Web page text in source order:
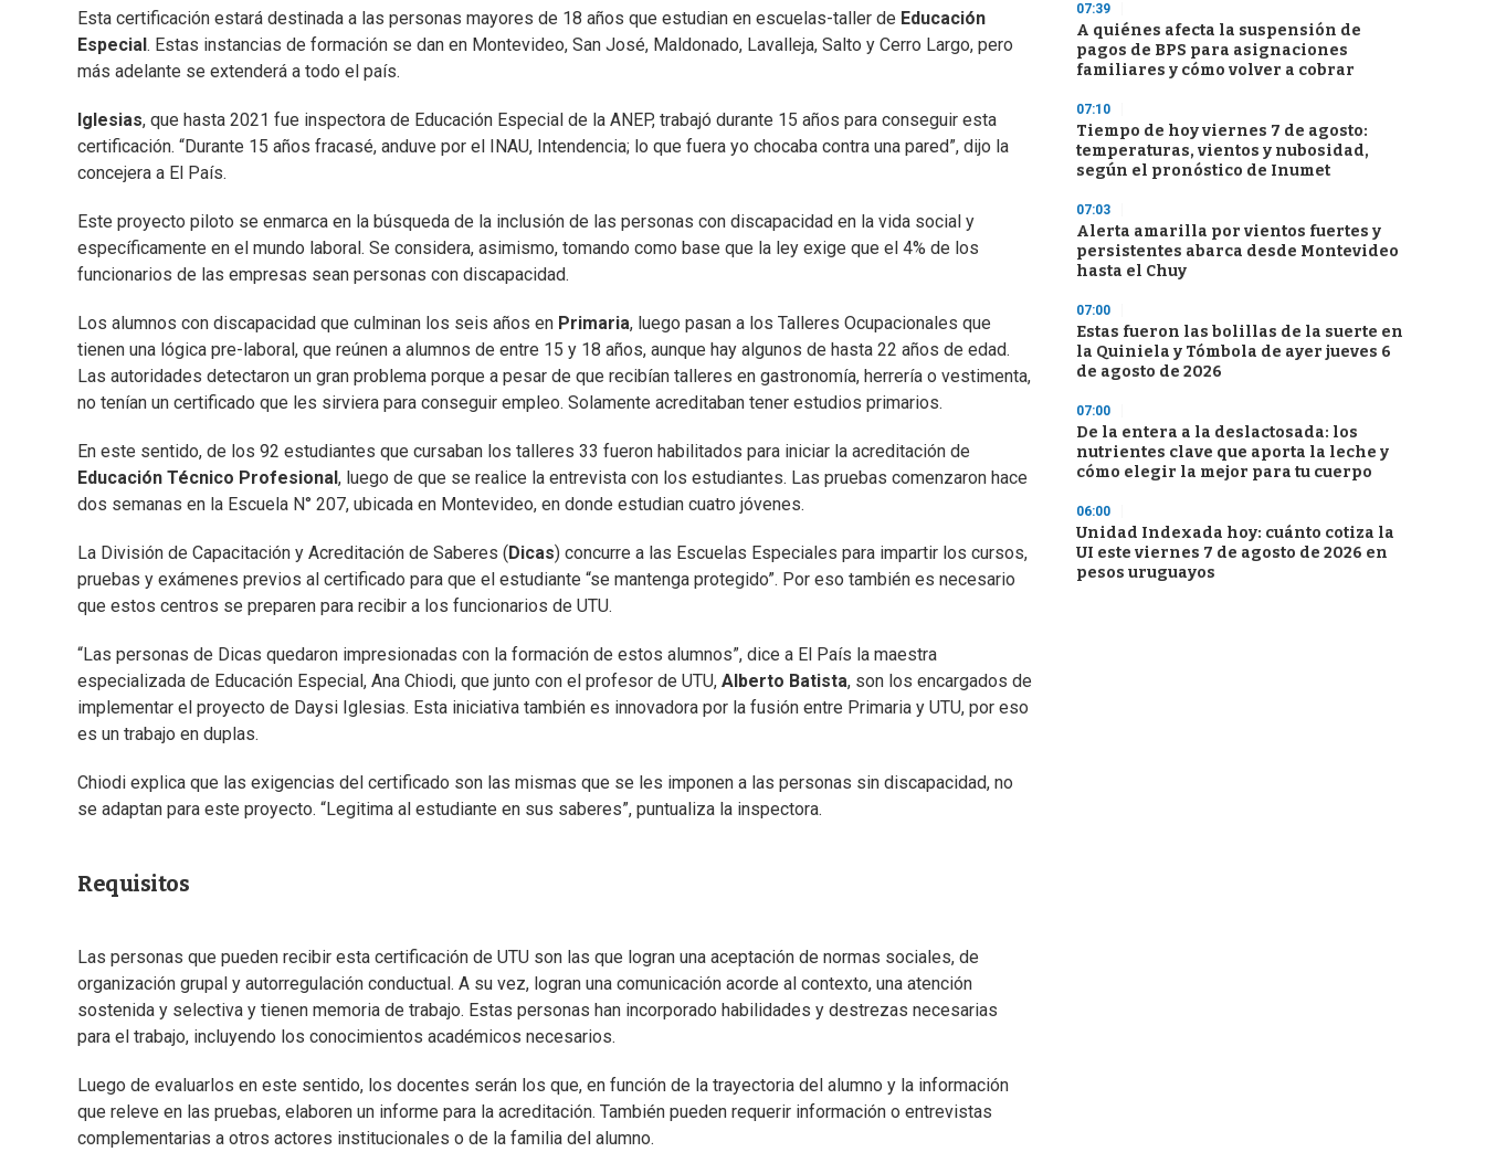
Esta certificación estará destinada a las personas mayores de 18 años que estudian en escuelas-taller de Educación
Especial . Estas instancias de formación se dan en Montevideo, San José, Maldonado, Lavalleja, Salto y Cerro Largo, pero
más adelante se extenderá a todo el país.
Iglesias, que hasta 2021 fue inspectora de Educación Especial de la ANEP, trabajó durante 15 años para conseguir esta
certificación. “Durante 15 años fracasé, anduve por el INAU, Intendencia; lo que fuera yo chocaba contra una pared”, dijo la
concejera a El País.
Este proyecto piloto se enmarca en la búsqueda de la inclusión de las personas con discapacidad en la vida social y
específicamente en el mundo laboral. Se considera, asimismo, tomando como base que la ley exige que el 4% de los
funcionarios de las empresas sean personas con discapacidad.
Los alumnos con discapacidad que culminan los seis años en Primaria, luego pasan a los Talleres Ocupacionales que
tienen una lógica pre-laboral, que reúnen a alumnos de entre 15 y 18 años, aunque hay algunos de hasta 22 años de edad.
Las autoridades detectaron un gran problema porque a pesar de que recibían talleres en gastronomía, herrería o vestimenta,
no tenían un certificado que les sirviera para conseguir empleo. Solamente acreditaban tener estudios primarios.
En este sentido, de los 92 estudiantes que cursaban los talleres 33 fueron habilitados para iniciar la acreditación de
Educación Técnico Profesional , luego de que se realice la entrevista con los estudiantes. Las pruebas comenzaron hace
dos semanas en la Escuela N° 207, ubicada en Montevideo, en donde estudian cuatro jóvenes.
La División de Capacitación y Acreditación de Saberes ( Dicas) concurre a las Escuelas Especiales para impartir los cursos,
pruebas y exámenes previos al certificado para que el estudiante “se mantenga protegido”. Por eso también es necesario
que estos centros se preparen para recibir a los funcionarios de UTU.
“Las personas de Dicas quedaron impresionadas con la formación de estos alumnos”, dice a El País la maestra
especializada de Educación Especial, Ana Chiodi, que junto con el profesor de UTU, Alberto Batista, son los encargados de
implementar el proyecto de Daysi Iglesias. Esta iniciativa también es innovadora por la fusión entre Primaria y UTU, por eso
es un trabajo en duplas.
Chiodi explica que las exigencias del certificado son las mismas que se les imponen a las personas sin discapacidad, no
se adaptan para este proyecto. “Legitima al estudiante en sus saberes”, puntualiza la inspectora.
Requisitos
Las personas que pueden recibir esta certificación de UTU son las que logran una aceptación de normas sociales, de
organización grupal y autorregulación conductual. A su vez, logran una comunicación acorde al contexto, una atención
sostenida y selectiva y tienen memoria de trabajo. Estas personas han incorporado habilidades y destrezas necesarias
para el trabajo, incluyendo los conocimientos académicos necesarios.
Luego de evaluarlos en este sentido, los docentes serán los que, en función de la trayectoria del alumno y la información
que releve en las pruebas, elaboren un informe para la acreditación. También pueden requerir información o entrevistas
complementarias a otros actores institucionales o de la familia del alumno.
07:39
A quiénes afecta la suspensión de
pagos de BPS para asignaciones
familiares y cómo volver a cobrar
07:10
Tiempo de hoy viernes 7 de agosto:
temperaturas, vientos y nubosidad,
según el pronóstico de Inumet
07:03
Alerta amarilla por vientos fuertes y
persistentes abarca desde Montevideo
hasta el Chuy
07:00
Estas fueron las bolillas de la suerte en
la Quiniela y Tómbola de ayer jueves 6
de agosto de 2026
07:00
De la entera a la deslactosada: los
nutrientes clave que aporta la leche y
cómo elegir la mejor para tu cuerpo
06:00
Unidad Indexada hoy: cuánto cotiza la
UI este viernes 7 de agosto de 2026 en
pesos uruguayos